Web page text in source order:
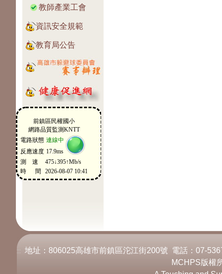
教師產業工會
資訊安全規範
教育局公告
:::
地址：806025高雄市前鎮區沱江街200號 電話：07-
MCHPS版權